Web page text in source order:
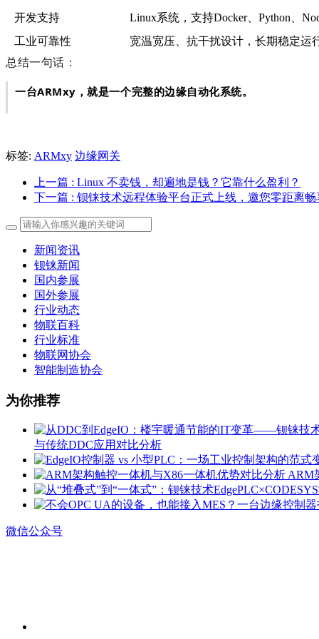
开发支持
Linux系统，支持Docker、Python、
工业可靠性
宽温宽压、抗干扰设计，长期稳定运
总结一句话：
一台ARMxy，就是一个完整的边缘自动化系统。
标签: ARMxy 边缘网关
上一篇 : Linux 不卖钱，却遍地是钱？它靠什么盈利？
下一篇 : 钡铼技术远程体验平台正式上线，邀您零距离
新闻资讯
钡铼新闻
国内参展
国外参展
行业动态
物联百科
行业标准
物联网协会
智能制造协会
为你推荐
与传统DDC应用对比分析
ARM
微信公众号